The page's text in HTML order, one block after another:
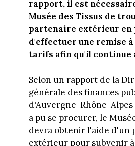
rapport, il est
Musée des Tissus de
partenaire extérieur en
d'effectuer une remise à
tarifs afin qu'il continue
Selon un rapport de la
générale des finances
d'Auvergne-Rhône-
a pu se procurer, le
devra obtenir l'aide d'un
extérieur pour subvenir à